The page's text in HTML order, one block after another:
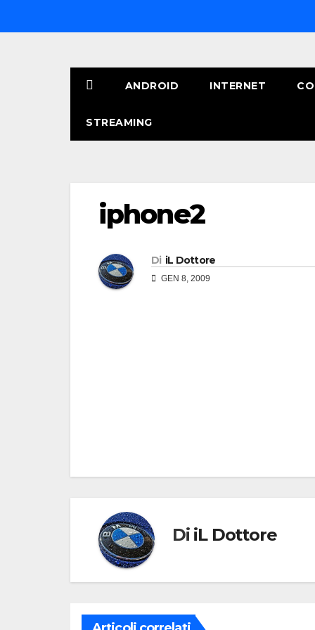
al
ANDROID INTERNET
STREAMING
iphone2
Di iL Dottore
GEN 8, 2009
Di iL Dottore